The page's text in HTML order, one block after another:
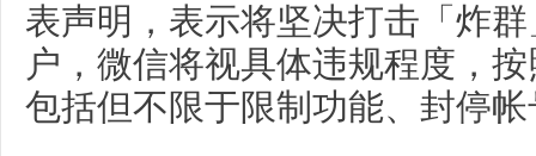
表声明，表示将坚决打击「炸
户，微信将视具体违规程度，
包括但不限于限制功能、封停